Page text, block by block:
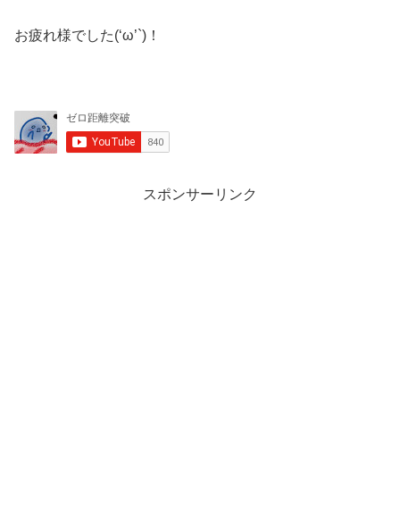
お疲れ様でした(‘ω’`)！
スポンサーリンク